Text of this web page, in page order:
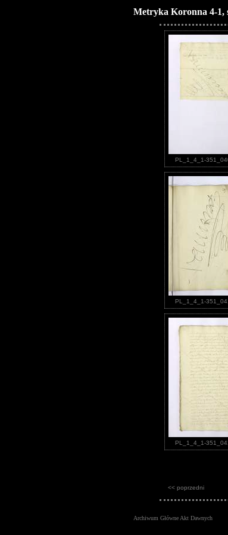
Metryka Koronna 4-1,
PL_1_4_1-
PL_1_4_1-
PL_1_4_1-
<< poprzedni
Archiwum Główne Akt Dawnych